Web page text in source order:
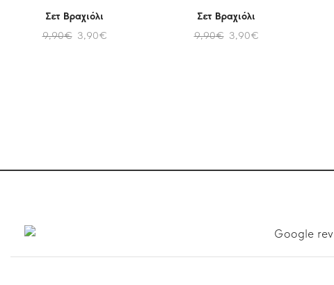
Σετ Βραχιόλι
9,90€ 3,90€
Σετ Βραχιόλι
9,90€ 3,90€